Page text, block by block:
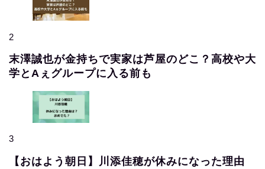
2
末澤誠也が金持ちで実家は芦屋のどこ？高校や大
学とAぇグループに入る前も
3
【おはよう朝日】川添佳穂が休みになった理由